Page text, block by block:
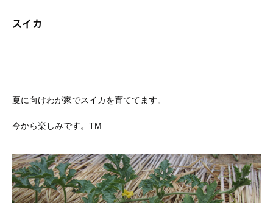
スイカ
夏に向けわが家でスイカを育ててます。
今から楽しみです。TM